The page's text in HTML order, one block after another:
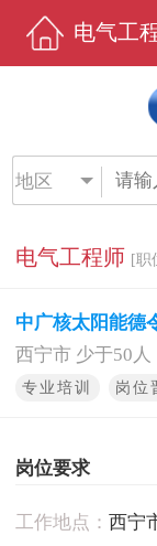
地区
电气工程师 [职
中广核太阳能德
西宁市 少于50人
专业培训 岗位
岗位要求
工作地点： 西宁